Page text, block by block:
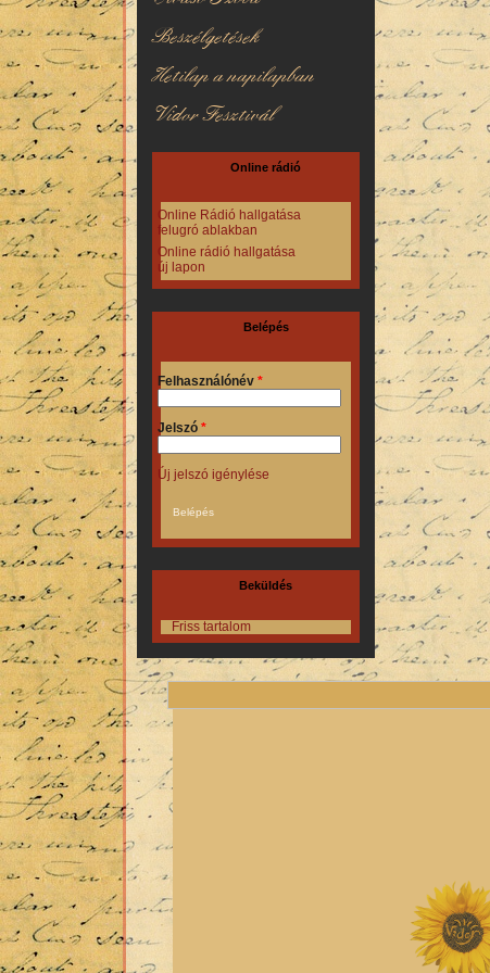
Beszélgetések
Hetilap a napilapban
Vidor Fesztivál
Online rádió
Online Rádió hallgatása
felugró ablakban
Online rádió hallgatása
új lapon
Belépés
Felhasználónév *
Jelszó *
Új jelszó igénylése
Beküldés
Friss tartalom